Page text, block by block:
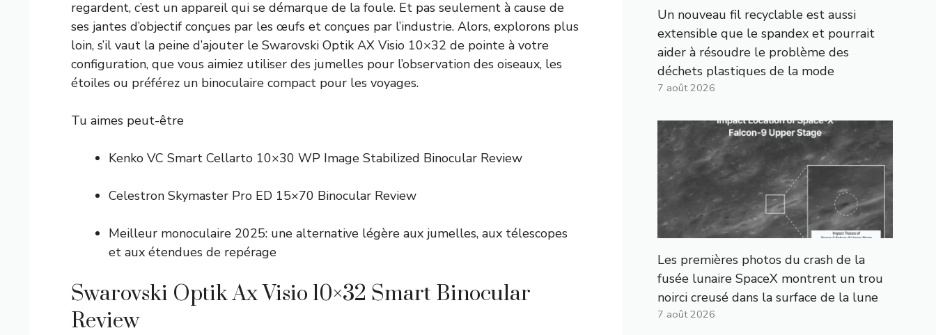
regardent, c’est un appareil qui se démarque de la foule. Et pas seulement à cause de
ses jantes d’objectif conçues par les œufs et conçues par l’industrie. Alors, explorons plus
loin, s’il vaut la peine d’ajouter le Swarovski Optik AX Visio 10×32 de pointe à votre
configuration, que vous aimiez utiliser des jumelles pour l’observation des oiseaux, les
étoiles ou préférez un binoculaire compact pour les voyages.
Tu aimes peut-être
Kenko VC Smart Cellarto 10×30 WP Image Stabilized Binocular Review
Celestron Skymaster Pro ED 15×70 Binocular Review
Meilleur monoculaire 2025: une alternative légère aux jumelles, aux télescopes
et aux étendues de repérage
Swarovski Optik Ax Visio 10×32 Smart Binocular
Review
Un nouveau fil recyclable est aussi
extensible que le spandex et pourrait
aider à résoudre le problème des
déchets plastiques de la mode
7 août 2026
Les premières photos du crash de la
fusée lunaire SpaceX montrent un trou
noirci creusé dans la surface de la lune
7 août 2026